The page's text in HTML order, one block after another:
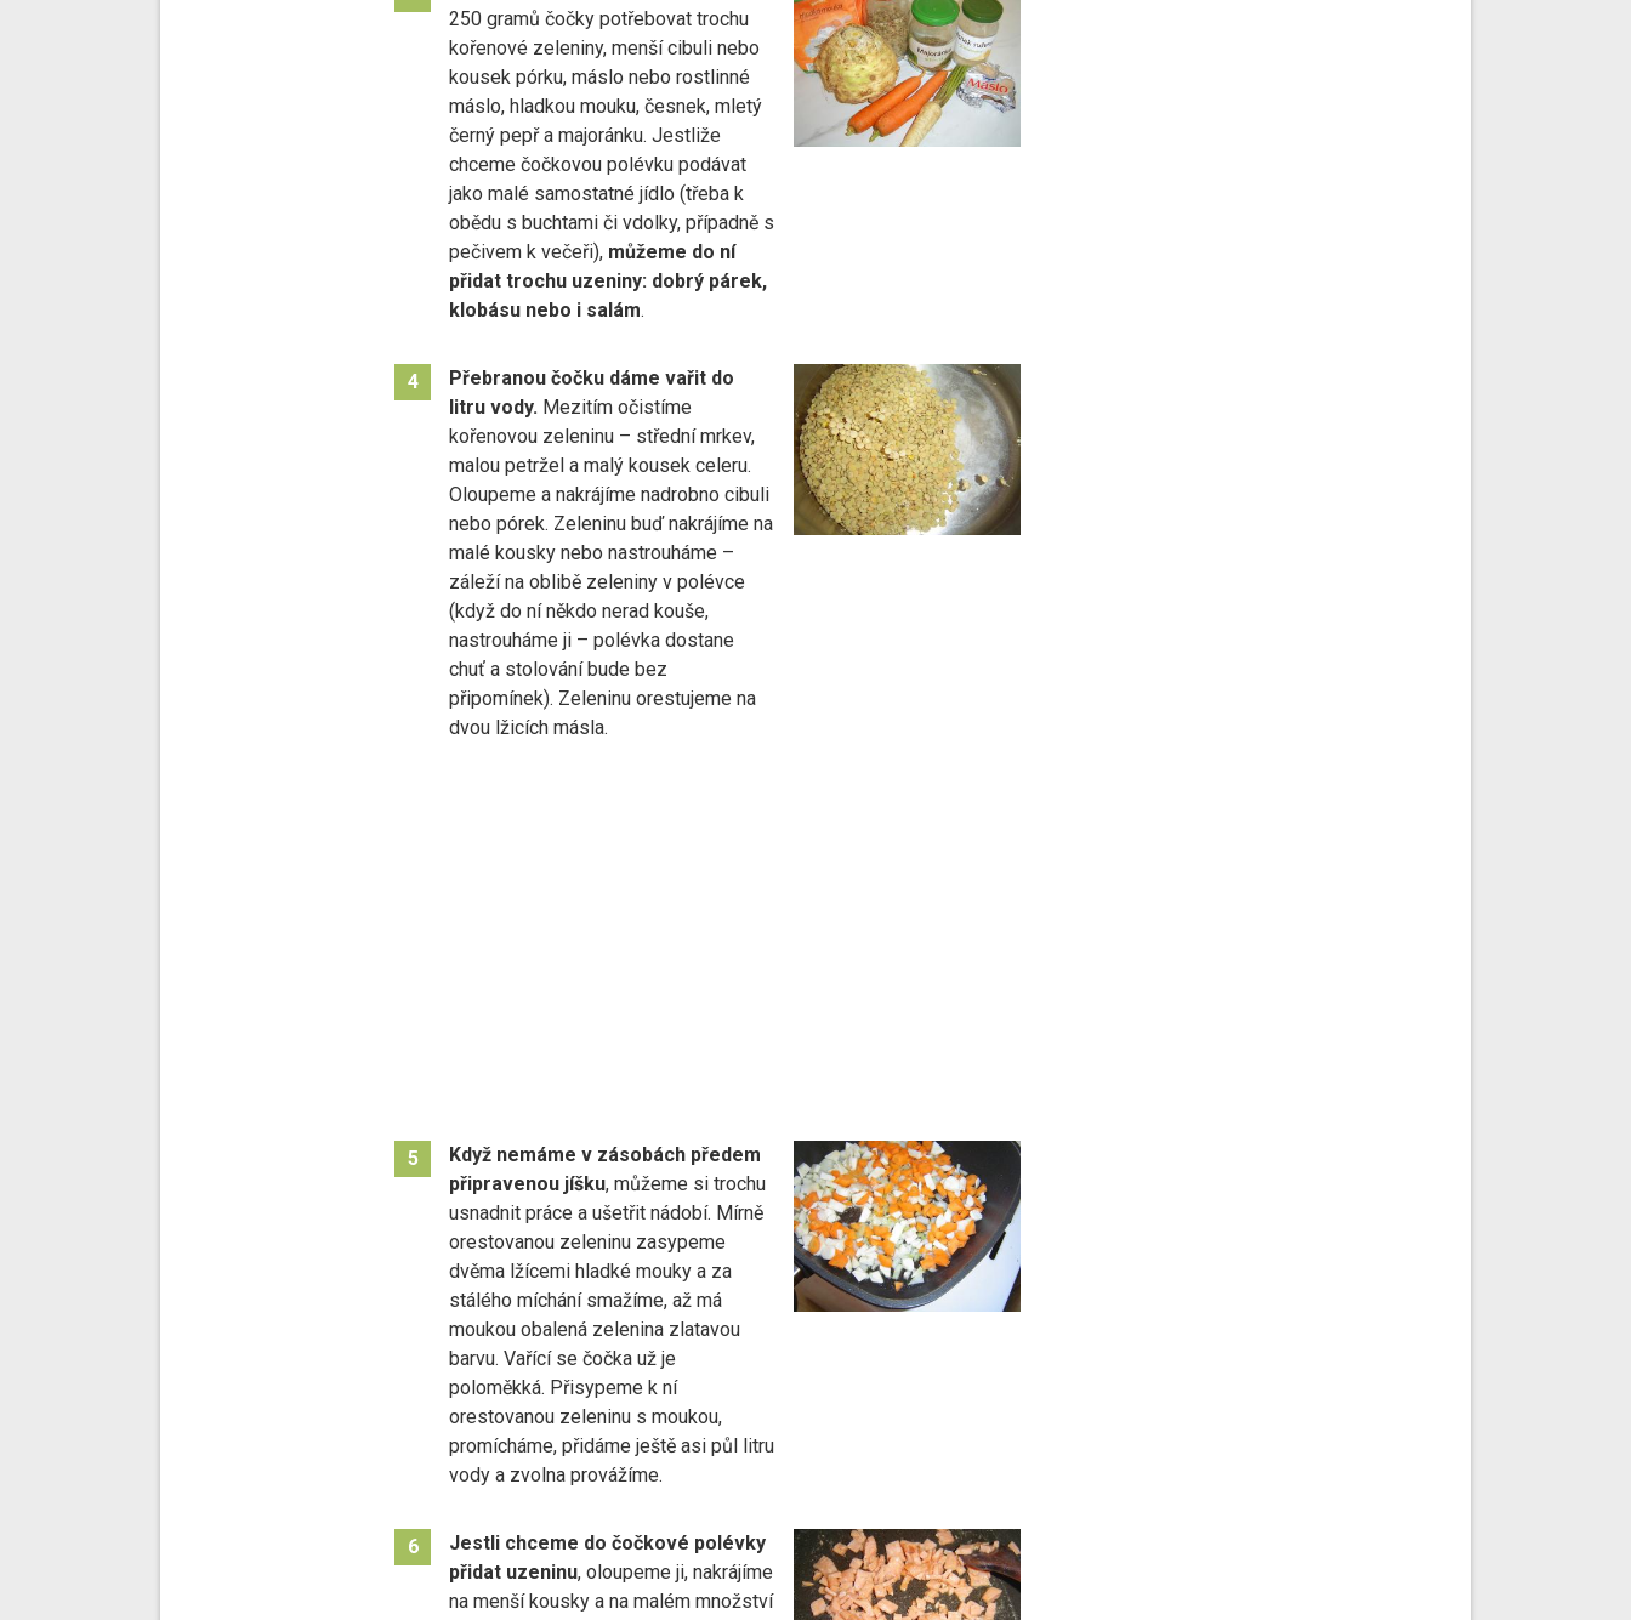
250 gramů čočky potřebovat trochu
kořenové zeleniny, menší cibuli nebo
kousek pórku, máslo nebo rostlinné
máslo, hladkou mouku, česnek, mletý
černý pepř a majoránku. Jestliže
chceme čočkovou polévku podávat
jako malé samostatné jídlo (třeba k
obědu s buchtami či vdolky, případně s
pečivem k večeři), můžeme do ní
přidat trochu uzeniny: dobrý párek,
klobásu nebo i salám.
4
Přebranou čočku dáme vařit do
litru vody.Mezitím očistíme
kořenovou zeleninu – střední mrkev,
malou petržel a malý kousek celeru.
Oloupeme a nakrájíme nadrobno cibuli
nebo pórek. Zeleninu buď nakrájíme na
malé kousky nebo nastrouháme –
záleží na oblibě zeleniny v polévce
(když do ní někdo nerad kouše,
nastrouháme ji – polévka dostane
chuť a stolování bude bez
připomínek). Zeleninu orestujeme na
dvou lžicích másla.
5
Když nemáme v zásobách předem
připravenou jíšku, můžeme si trochu
usnadnit práce a ušetřit nádobí. Mírně
orestovanou zeleninu zasypeme
dvěma lžícemi hladké mouky a za
stálého míchání smažíme, až má
moukou obalená zelenina zlatavou
barvu. Vařící se čočka už je
poloměkká. Přisypeme k ní
orestovanou zeleninu s moukou,
promícháme, přidáme ještě asi půl litru
vody a zvolna provážíme.
6
Jestli chceme do čočkové polévky
přidat uzeninu, oloupeme ji, nakrájíme
na menší kousky a na malém množství